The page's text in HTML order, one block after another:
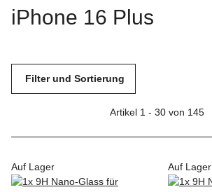
iPhone 16 Plus
Filter und Sortierung
Artikel 1 - 30 von 145
Auf Lager Auf Lager